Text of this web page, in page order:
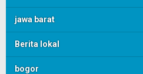
jawa barat
Berita lokal
bogor